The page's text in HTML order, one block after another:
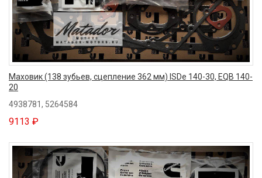
Маховик (138 зубьев, сцепление 362 мм) ISDe 140-30, EQB 140-
20
4938781, 5264584
9113 ₽